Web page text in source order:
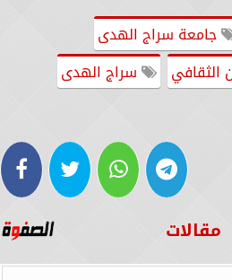
جامعة سراج الهدى
الثقافي
سراج الهدى
مقالات